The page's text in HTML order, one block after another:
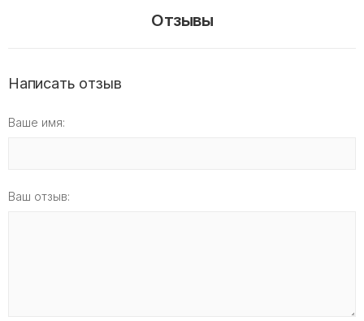
Отзывы
Написать отзыв
Ваше имя:
Ваш отзыв: